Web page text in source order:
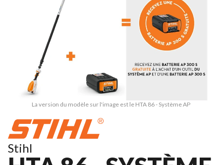
La version du modèle sur l'image est le HTA 86 - Système AP
Stihl